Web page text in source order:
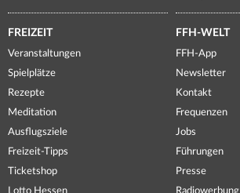
FREIZEIT
Veranstaltungen
Spielplätze
Rezepte
Meditation
Ausflugsziele
Freizeit-Tipps
Ticketshop
Lotto Hessen
FFH-WELT
FFH-App
Newsletter
Kontakt
Frequenzen
Jobs
Führungen
Presse
Radiowerbung